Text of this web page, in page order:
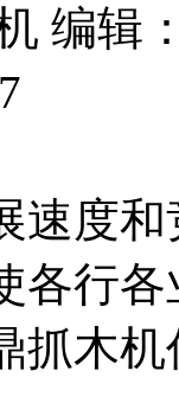
编辑
速度
各行
抓木